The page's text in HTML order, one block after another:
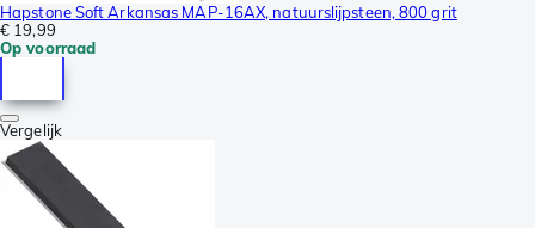
Hapstone Soft Arkansas MAP-16AX, natuurslijpsteen, 800 grit
€ 19,99
Op voorraad
Vergelijk